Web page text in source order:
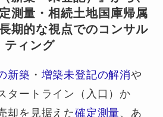
測量・相続土地国庫帰属
期的な視点でのコンサル
ティング
新築 ・ 増築未登記の解消や
タートライン（入口）か
却を見据えた確定測量、あ